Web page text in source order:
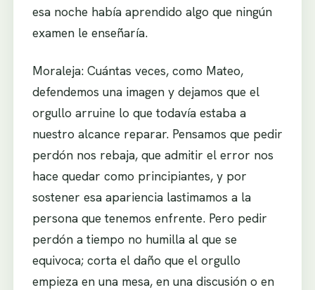
esa noche había aprendido algo que ningún
examen le enseñaría.
Moraleja: Cuántas veces, como Mateo,
defendemos una imagen y dejamos que el
orgullo arruine lo que todavía estaba a
nuestro alcance reparar. Pensamos que pedir
perdón nos rebaja, que admitir el error nos
hace quedar como principiantes, y por
sostener esa apariencia lastimamos a la
persona que tenemos enfrente. Pero pedir
perdón a tiempo no humilla al que se
equivoca; corta el daño que el orgullo
empieza en una mesa, en una discusión o en